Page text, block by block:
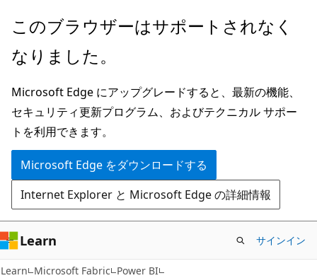
メ
ン
ン
テ
ン
ツ
に
ス
キ
ッ
プ
このブラウザーはサポートされなく
なりました。
Microsoft Edge にアップグレードすると、最新の機能、
セキュリティ更新プログラム、およびテクニカル サポー
トを利用できます。
Microsoft Edge をダウンロードする
Internet Explorer と Microsoft Edge の詳細情報
Learn サインイン
Learn Microsoft Fabric Power BI